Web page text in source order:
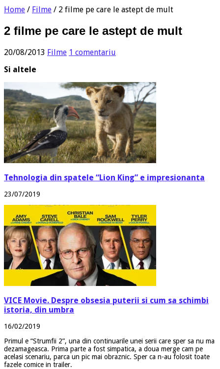
Home / Filme / 2 filme pe care le astept de mult
2 filme pe care le astept de mult
20/08/2013 Filme 1 comentariu
Si altele
Tehnologia din spatele “Lion King” e impresionanta
23/07/2019
VICE Movie. Despre obsesia puterii si cum sa schimbi
istoria, din umbra
16/02/2019
Primul e “Strumfii 2”, una din continuarile unei serii care sper sa nu ma
dezamageasca. Prima parte a fost simpatica, a doua merge cam pe
acelasi scenariu, parca un pic mai obraznic. Sper ca n-au folosit toate
fazele comice in trailer.